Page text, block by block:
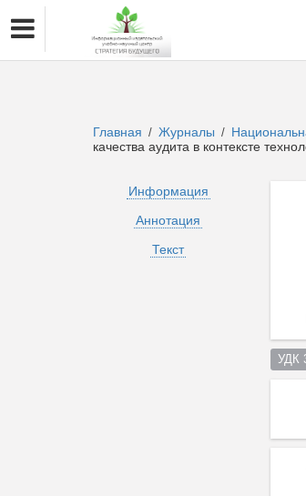
Главная / Журналы /
качества аудита в контексте
Информация
Аннотация
Текст
УДК